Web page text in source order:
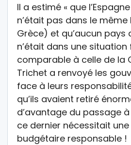
Il a estimé « que
n’était pas dans le
Grèce) et qu’aucun pays
n’était dans une
comparable à celle de la
Trichet a renvoyé les
face à leurs
qu’ils avaient retiré
d’avantage du passage à
ce dernier nécessitait
budgétaire responsable !